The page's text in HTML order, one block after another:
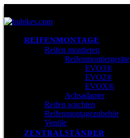
REIFENMONTAGE
Reifen montieren
Reifenmontiergeräte
EVO3®
EVO2®
EVOX®
Achsadapter
Reifen wuchten
Reifenmontagezubehör
Ventile
ZENTRALSTÄNDER